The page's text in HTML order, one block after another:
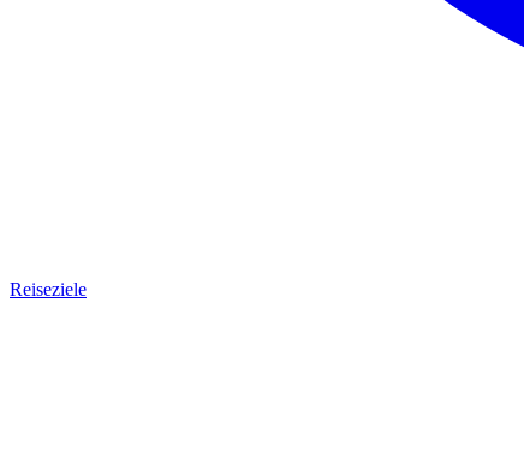
Reiseziele